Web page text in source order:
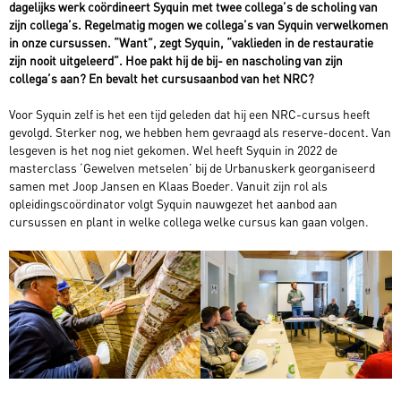
dagelijks werk coördineert Syquin met twee collega’s de scholing van
zijn collega’s. Regelmatig mogen we collega’s van Syquin verwelkomen
in onze cursussen. “Want”, zegt Syquin, “vaklieden in de restauratie
zijn nooit uitgeleerd”. Hoe pakt hij de bij- en nascholing van zijn
collega’s aan? En bevalt het cursusaanbod van het NRC?
Voor Syquin zelf is het een tijd geleden dat hij een NRC-cursus heeft
gevolgd. Sterker nog, we hebben hem gevraagd als reserve-docent. Van
lesgeven is het nog niet gekomen. Wel heeft Syquin in 2022 de
masterclass ‘Gewelven metselen’ bij de Urbanuskerk georganiseerd
samen met Joop Jansen en Klaas Boeder. Vanuit zijn rol als
opleidingscoördinator volgt Syquin nauwgezet het aanbod aan
cursussen en plant in welke collega welke cursus kan gaan volgen.